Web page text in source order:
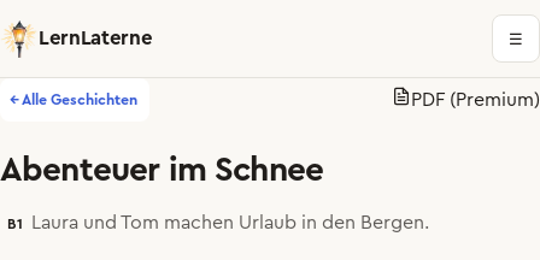
LernLaterne ☰
← Alle Geschichten PDF (Premium)
Abenteuer im Schnee
B1 Laura und Tom machen Urlaub in den Bergen.